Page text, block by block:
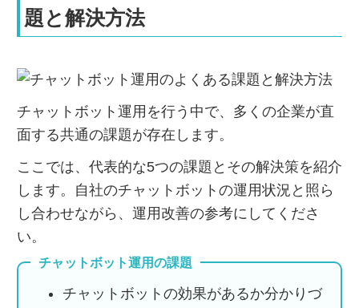
題と解決方法
チャットボット運用を行う中で、多くの企業が直
面する共通の課題が存在します。
ここでは、代表的な5つの課題とその解決策を紹介
します。自社のチャットボットの運用状況と照ら
し合わせながら、運用改善の参考にしてくださ
い。
チャットボット運用の課題
チャットボットの効果があるか分かりづ